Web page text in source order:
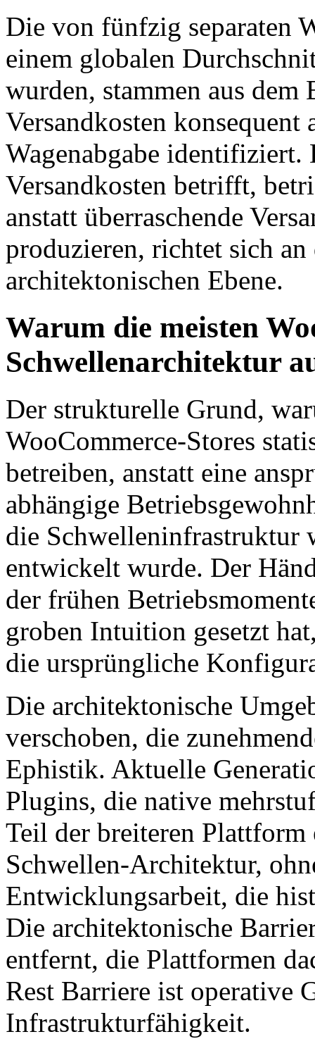
Die von fünfzig separaten
einem globalen
wurden, stammen aus
Versandkosten
Wagenabgabe
Versandkosten betrifft,
anstatt überraschende
produzieren, richtet sich
architektonischen Ebene.
Warum die meisten
Schwellenarchitektur
Der strukturelle Grund,
WooCommerce-Stores
betreiben, anstatt eine
abhängige
die Schwelleninfrastruktur
entwickelt wurde. Der
der frühen
groben Intuition gesetzt
die ursprüngliche
Die architektonische
verschoben, die
Ephistik. Aktuelle
Plugins, die native
Teil der breiteren
Schwellen-Architektur,
Entwicklungsarbeit, die
Die architektonische
entfernt, die Plattformen
Rest Barriere ist operative
Infrastrukturfähigkeit.